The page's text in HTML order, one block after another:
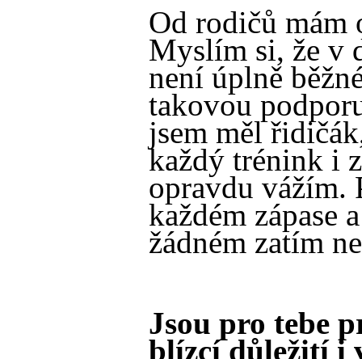
Od rodičů mám
Myslím si, že v
není úplně
takovou
jsem měl
každý trénink i
opravdu vážím.
každém zápase
žádném zatím
Jsou pro tebe
blízcí důležití i